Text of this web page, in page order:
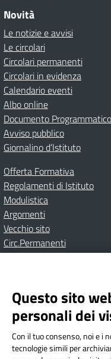
Novità
Le notizie e avvisi
Le circolari
Circolari permanenti
Circolari in evidenza
Calendario eventi
Albo online
Documento Programmatico
Avviso pubblico
Giornalino d’Istituto
Offerta Formativa
Regolamenti di Istituto
Modulistica
Argomenti
Vecchio sito
Circ.Permanenti
Dichiarazione di
Istituto
Via Cesare Bollea n. 3
Questo sito
personali dei
Con il tuo consenso, noi e i
tecnologie simili per